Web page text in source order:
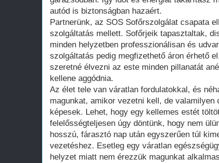
autód is biztonságban hazaért.
Partnerünk, az SOS Sofőrszolgálat csapata
szolgáltatás mellett. Sofőrjeik tapasztaltak,
minden helyzetben professzionálisan és
szolgáltatás pedig megfizethető áron érhető
szeretné élvezni az este minden pillanatát
kellene aggódnia.
Az élet tele van váratlan fordulatokkal, és
magunkat, amikor vezetni kell, de
képesek. Lehet, hogy egy kellemes estét
felelősségteljesen úgy döntünk, hogy nem
hosszú, fárasztó nap után egyszerűen túl
vezetéshez. Esetleg egy váratlan
helyzet miatt nem érezzük magunkat